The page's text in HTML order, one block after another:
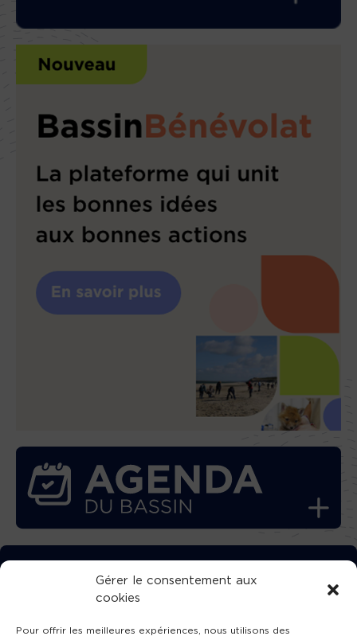
Gérer le consentement aux
cookies
Pour offrir les meilleures expériences, nous utilisons des
TÉLÉCHARGEZ GRATUITEMENT
L’APPLICATION TVBA !